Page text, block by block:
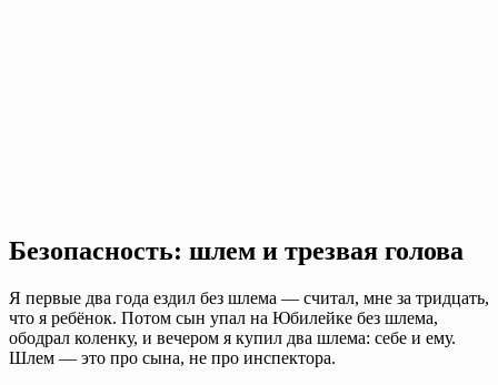
Безопасность: шлем и трезвая голова
Я первые два года ездил без шлема — считал, мне за тридцать,
что я ребёнок. Потом сын упал на Юбилейке без шлема,
ободрал коленку, и вечером я купил два шлема: себе и ему.
Шлем — это про сына, не про инспектора.